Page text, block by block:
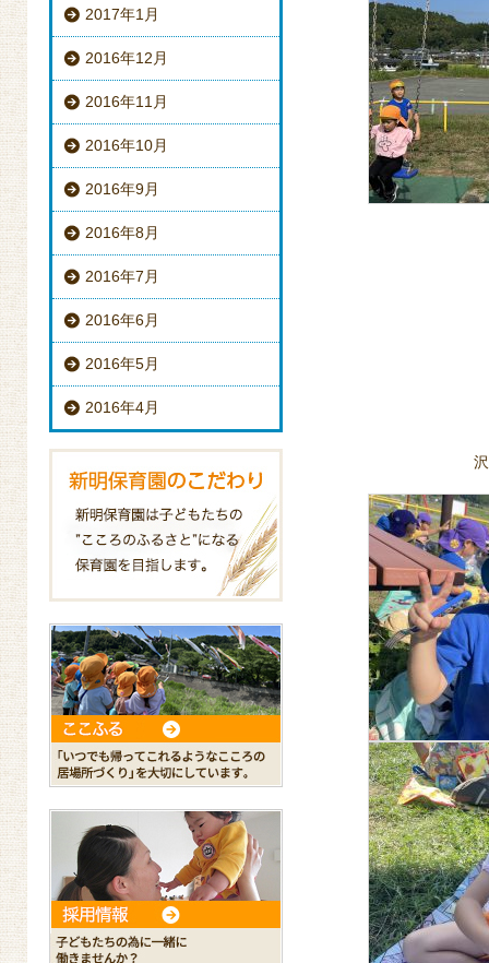
2017年1月
2016年12月
2016年11月
2016年10月
2016年9月
2016年8月
2016年7月
2016年6月
2016年5月
2016年4月